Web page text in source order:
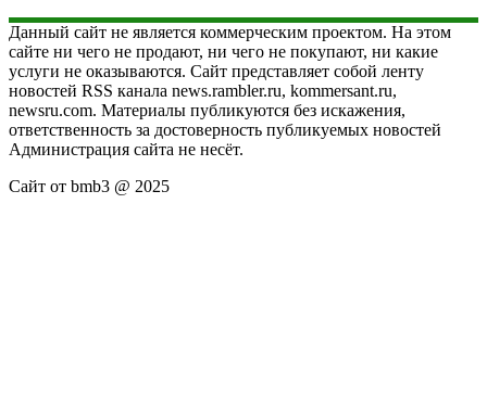
Данный сайт не является коммерческим проектом. На этом
сайте ни чего не продают, ни чего не покупают, ни какие
услуги не оказываются. Сайт представляет собой ленту
новостей RSS канала news.rambler.ru, kommersant.ru,
newsru.com. Материалы публикуются без искажения,
ответственность за достоверность публикуемых новостей
Администрация сайта не несёт.
Сайт от bmb3 @ 2025